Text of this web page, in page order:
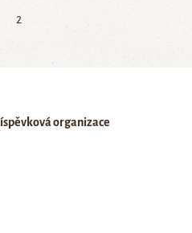
2
organizace